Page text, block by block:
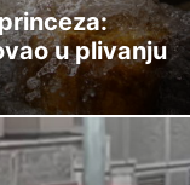
u plivanju